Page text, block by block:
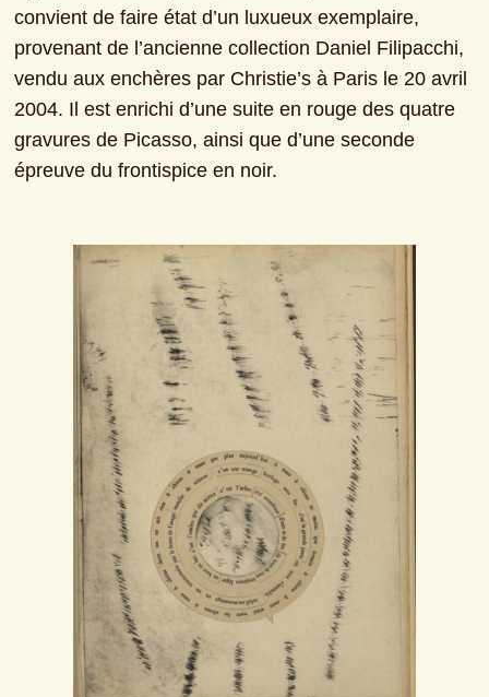
convient de faire état d’un luxueux exemplaire,
provenant de l’ancienne collection Daniel Filipacchi,
vendu aux enchères par Christie’s à Paris le 20 avril
2004. Il est enrichi d’une suite en rouge des quatre
gravures de Picasso, ainsi que d’une seconde
épreuve du frontispice en noir.